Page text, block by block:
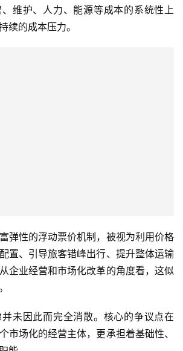
维护、人力、能源等成本的系统性上
续的成本压力。
弹性的浮动票价机制，被视为利用价格
置、引导旅客错峰出行、提升整体运输
企业经营和市场化改革的角度看，这似
未因此而完全消散。核心的争议点在
市场化的经营主体，更承担着基础性、